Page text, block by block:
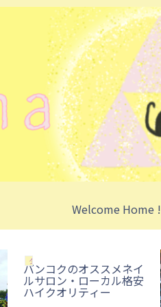
Welcome Home !
タイ
バンコクのオススメネイ
ルサロン・ローカル格安
ハイクオリティー